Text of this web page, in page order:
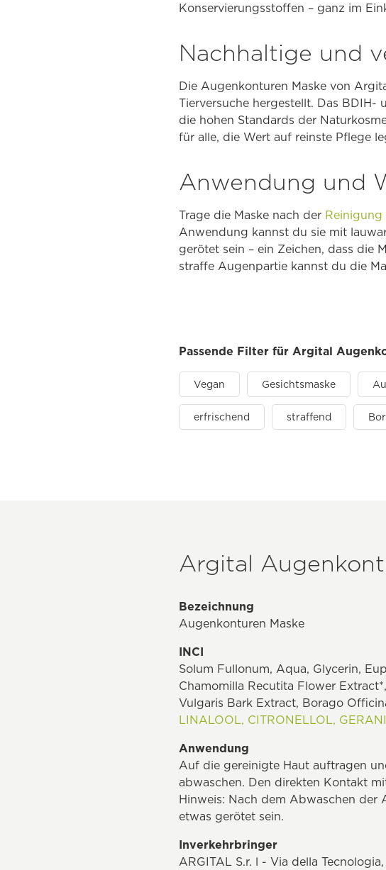
Konservierungsstoffen – ganz im
Nachhaltige und
Die Augenkonturen Maske von
Tierversuche hergestellt. Das
die hohen Standards der
für alle, die Wert auf reinste Pflege
Anwendung und
Trage die Maske nach der Reinigung
Anwendung kannst du sie mit
gerötet sein – ein Zeichen, dass die
straffe Augenpartie kannst du die
Passende Filter für Argital
Vegan Gesichtsmaske
erfrischend straffend
Argital
Bezeichnung
Augenkonturen Maske
INCI
Solum Fullonum, Aqua, Glycerin,
Chamomilla Recutita Flower
Vulgaris Bark Extract, Borago
LINALOOL, CITRONELLOL,
Anwendung
Auf die gereinigte Haut auftragen
abwaschen. Den direkten Kontakt
Hinweis: Nach dem Abwaschen
etwas gerötet sein.
Inverkehrbringer
ARGITAL S.r. l - Via della